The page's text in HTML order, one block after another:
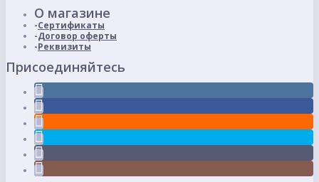
О магазине
Сертификаты
Договор оферты
Реквизиты
Присоединяйтесь